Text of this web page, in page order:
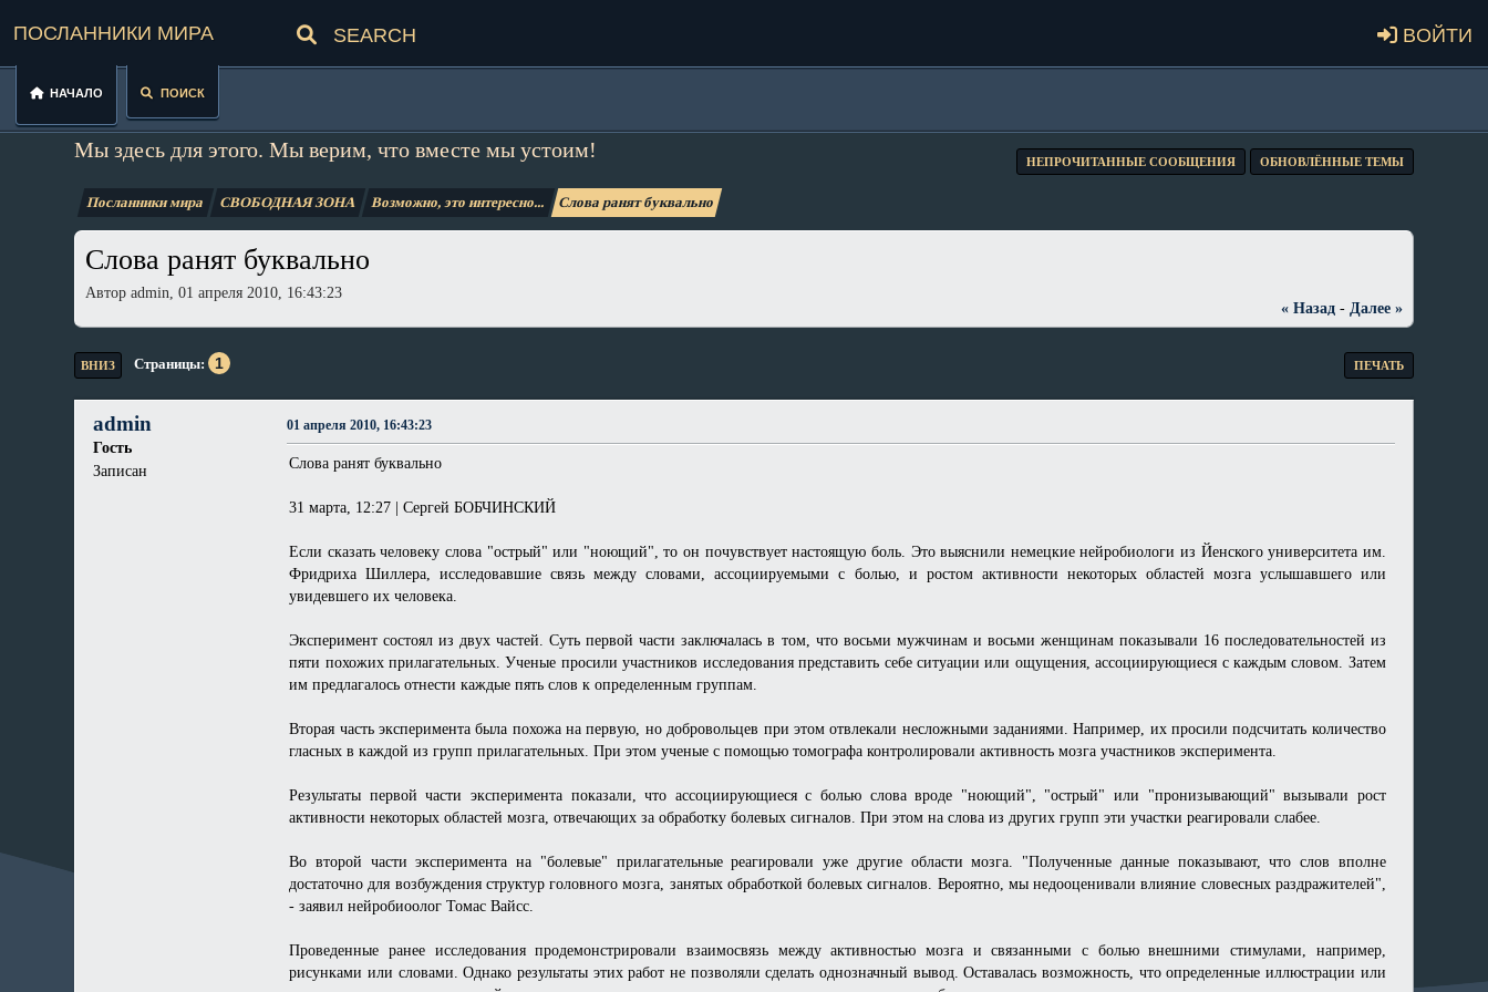
Посланники мира Войти
Начало Поиск
Мы здесь для этого. Мы верим, что вместе мы устоим! НЕПРОЧИТАННЫЕ СООБЩЕНИЯ ОБНОВЛЁННЫЕ ТЕМЫ
Посланники мира СВОБОДНАЯ ЗОНА Возможно, это интересно... Слова ранят буквально
Слова ранят буквально
Автор admin, 01 апреля 2010, 16:43:23
« Назад- Далее »
ПЕЧАТЬ
ВНИЗ Страницы 1
admin
Гость
Записан
01 апреля 2010, 16:43:23
Слова ранят буквально
31 марта, 12:27 | Сергей БОБЧИНСКИЙ
Если сказать человеку слова "острый" или "ноющий", то он почувствует настоящую боль. Это выяснили немецкие нейробиологи из Йенского университета им.
Фридриха Шиллера, исследовавшие связь между словами, ассоциируемыми с болью, и ростом активности некоторых областей мозга услышавшего или
увидевшего их человека.
Эксперимент состоял из двух частей. Суть первой части заключалась в том, что восьми мужчинам и восьми женщинам показывали 16 последовательностей из
пяти похожих прилагательных. Ученые просили участников исследования представить себе ситуации или ощущения, ассоциирующиеся с каждым словом. Затем
им предлагалось отнести каждые пять слов к определенным группам.
Вторая часть эксперимента была похожа на первую, но добровольцев при этом отвлекали несложными заданиями. Например, их просили подсчитать количество
гласных в каждой из групп прилагательных. При этом ученые с помощью томографа контролировали активность мозга участников эксперимента.
Результаты первой части эксперимента показали, что ассоциирующиеся с болью слова вроде "ноющий", "острый" или "пронизывающий" вызывали рост
активности некоторых областей мозга, отвечающих за обработку болевых сигналов. При этом на слова из других групп эти участки реагировали слабее.
Во второй части эксперимента на "болевые" прилагательные реагировали уже другие области мозга. "Полученные данные показывают, что слов вполне
достаточно для возбуждения структур головного мозга, занятых обработкой болевых сигналов. Вероятно, мы недооценивали влияние словесных раздражителей",
- заявил нейробиоолог Томас Вайсс.
Проведенные ранее исследования продемонстрировали взаимосвязь между активностью мозга и связанными с болью внешними стимулами, например,
рисунками или словами. Однако результаты этих работ не позволяли сделать однозначный вывод. Оставалась возможность, что определенные иллюстрации или